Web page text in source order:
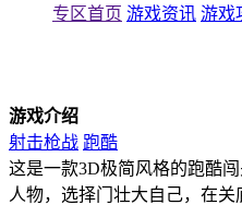
专区首页 游戏资讯 游戏
游戏介绍
射击枪战 跑酷
这是一款3D极简风格的跑酷
人物，选择门壮大自己，在